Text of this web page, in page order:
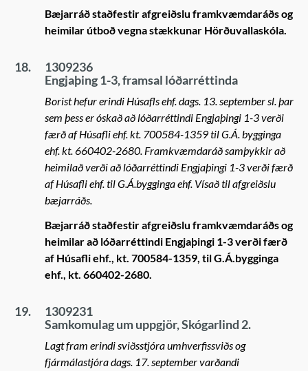
Bæjarráð staðfestir afgreiðslu framkvæmdaráðs og
heimilar útboð vegna stækkunar Hörðuvallaskóla.
18.
1309236
Engjaþing 1-3, framsal lóðarréttinda
Borist hefur erindi Húsafls ehf. dags. 13. september sl. þar
sem þess er óskað að lóðarréttindi Engjaþingi 1-3 verði
færð af Húsafli ehf. kt. 700584-1359 til G.Á. bygginga
ehf. kt. 660402-2680. Framkvæmdaráð samþykkir að
heimilað verði að lóðarréttindi Engjaþingi 1-3 verði færð
af Húsafli ehf. til G.Á.bygginga ehf. Vísað til afgreiðslu
bæjarráðs.
Bæjarráð staðfestir afgreiðslu framkvæmdaráðs og
heimilar að lóðarréttindi Engjaþingi 1-3 verði færð
af Húsafli ehf., kt. 700584-1359, til G.Á.bygginga
ehf., kt. 660402-2680.
19.
1309231
Samkomulag um uppgjör, Skógarlind 2.
Lagt fram erindi sviðsstjóra umhverfissviðs og
fjármálastjóra dags. 17. september varðandi